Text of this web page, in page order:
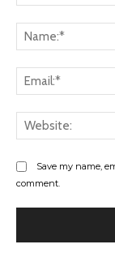
Save my name,
comment.